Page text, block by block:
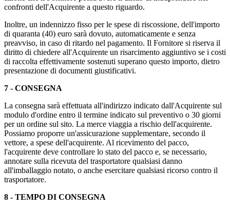
confronti dell'Acquirente a questo riguardo.
Inoltre, un indennizzo fisso per le spese di riscossione, dell'importo
di quaranta (40) euro sarà dovuto, automaticamente e senza
preavviso, in caso di ritardo nel pagamento. Il Fornitore si riserva il
diritto di chiedere all'Acquirente un risarcimento aggiuntivo se i costi
di raccolta effettivamente sostenuti superano questo importo, dietro
presentazione di documenti giustificativi.
7 - CONSEGNA
La consegna sarà effettuata all'indirizzo indicato dall'Acquirente sul
modulo d'ordine entro il termine indicato sul preventivo o 30 giorni
per un ordine sul sito. La merce viaggia a rischio dell'acquirente.
Possiamo proporre un'assicurazione supplementare, secondo il
vettore, a spese dell'acquirente. Al ricevimento del pacco,
l'acquirente deve controllare lo stato del pacco e, se necessario,
annotare sulla ricevuta del trasportatore qualsiasi danno
all'imballaggio notato, o anche esercitare qualsiasi ricorso contro il
trasportatore.
8 - TEMPO DI CONSEGNA